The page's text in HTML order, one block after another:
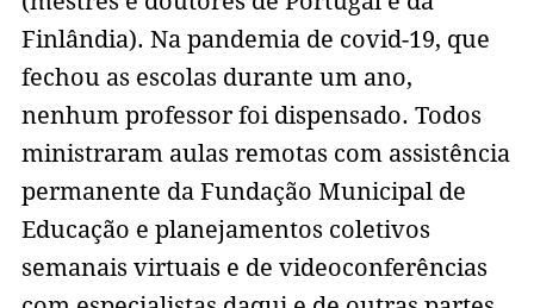
Finlândia). Na pandemia de covid-19, que
fechou as escolas durante um ano,
nenhum professor foi dispensado. Todos
ministraram aulas remotas com assistência
permanente da Fundação Municipal de
Educação e planejamentos coletivos
semanais virtuais e de videoconferências